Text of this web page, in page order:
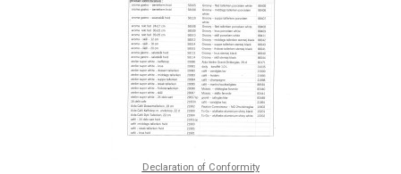
Declaration of Conformity